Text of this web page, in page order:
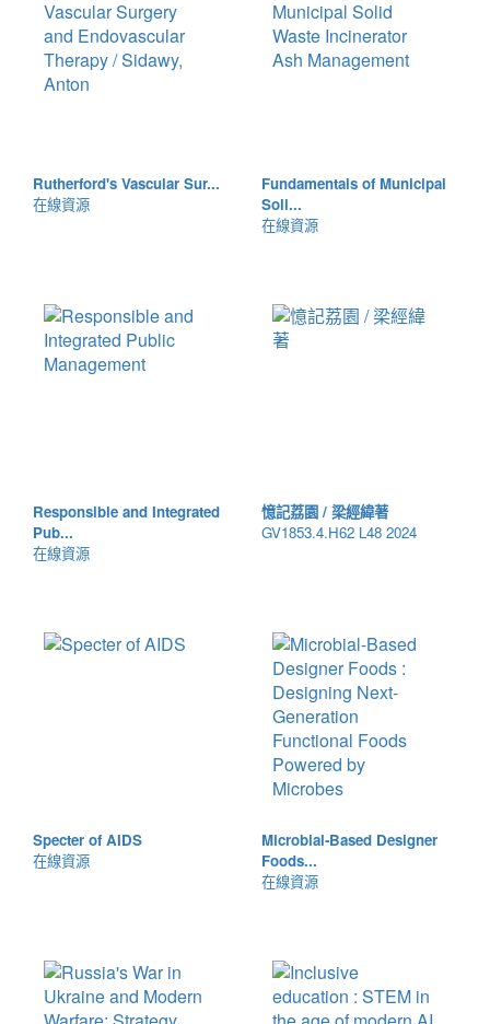
Rutherford's Vascular Sur...
在線資源
Fundamentals of Municipal
Soli...
在線資源
Responsible and Integrated
Pub...
在線資源
憶記荔園 / 梁經緯著
GV1853.4.H62 L48 2024
Specter of AIDS
在線資源
Microbial-Based Designer
Foods...
在線資源